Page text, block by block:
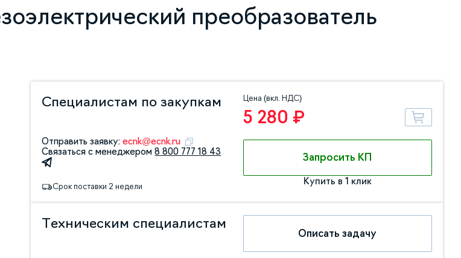
преобразователь
Специалистам по закупкам
Отправить заявку:ecnk@ecnk.ru
Связаться с менеджером8 800 777 18 43
Срок поставки 2 недели
Цена (вкл. НДС)
5 280 ₽
Запросить КП
Купить в 1 клик
Техническим специалистам
Описать задачу